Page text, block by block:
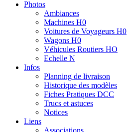
Photos
Ambiances
Machines H0
Voitures de Voyageurs H0
Wagons H0
Véhicules Routiers HO
Echelle N
Infos
Planning de livraison
Historique des modèles
Fiches Pratiques DCC
Trucs et astuces
Notices
Liens
Associations